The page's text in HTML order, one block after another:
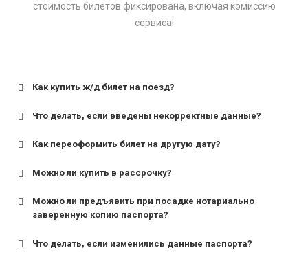
стоимость билетов фиксирована, включая комиссию
сервиса!
Как купить ж/д билет на поезд?
Что делать, если введены некорректные данные?
Как переоформить билет на другую дату?
Можно ли купить в рассрочку?
Можно ли предъявить при посадке нотариально
заверенную копию паспорта?
Что делать, если изменились данные паспорта?